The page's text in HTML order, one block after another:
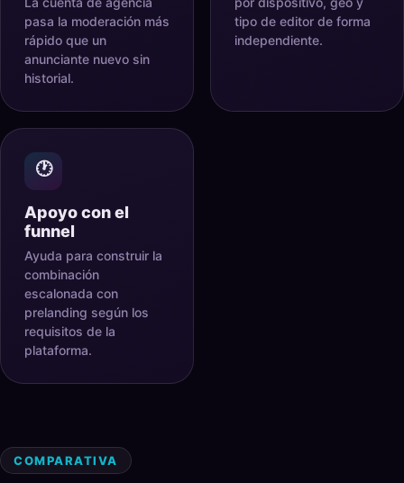
pasa la moderación más
rápido que un
anunciante nuevo sin
historial.
tipo de editor de forma
independiente.
🕐
Apoyo con el
funnel
Ayuda para construir la
combinación
escalonada con
prelanding según los
requisitos de la
plataforma.
COMPARATIVA